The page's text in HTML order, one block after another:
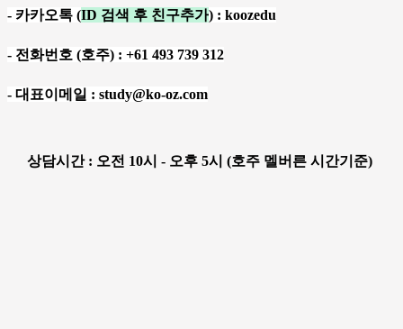
- 카카오톡 (ID 검색 후 친구추가) : koozedu
- 전화번호 (호주) : +61 493 739 312
- 대표이메일 : study@ko-oz.com
상담시간 : 오전 10시 - 오후 5시 (호주 멜버른 시간기준)